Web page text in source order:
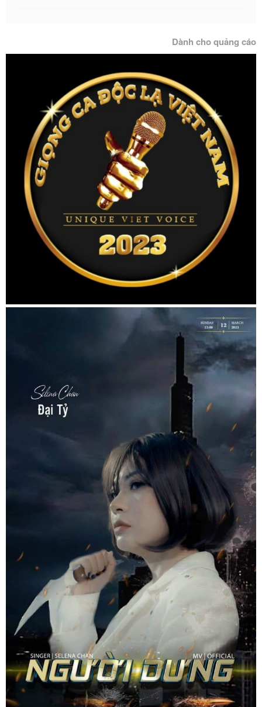
Dành cho quảng cáo